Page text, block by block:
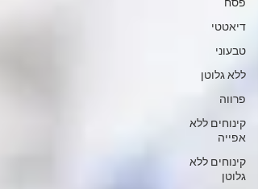
פסח
דיאטטי
טבעוני
ללא גלוטן
פרווה
קינוחים ללא
אפייה
קינוחים ללא
גלוטן